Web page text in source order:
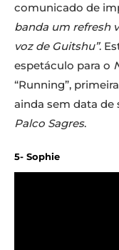
comunicado de
banda um refresh
voz de Guitshu”.
espetáculo para o
“Running”,
ainda sem data de
Palco Sagres.
5- Sophie